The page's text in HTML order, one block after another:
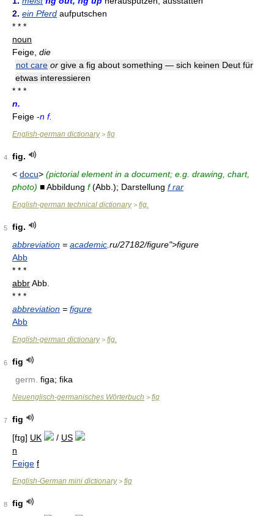
2. ein Pferd aufputschen
* * *
noun
Feige, die
not care or give a fig about something — sich keinen Deut für
etwas interessieren
* * *
n.
Feige -n f.
English-german dictionary> fig
4
fig.
< docu> (pictorial element in a document; e.g. drawing, chart,
photo) ■ Abbildung f(Abb.); Darstellung f rar
English-german technical dictionary> fig.
5
fig.
abbreviation = academic .ru/27182/figure">figure
Abb
* * *
abbrAbb.
* * *
abbreviation = figure
Abb
English-german dictionary> fig.
6
fig
germ. figa; fika
Neuenglisch-germanisches Wörterbuch > fig
7
fig
[fɪɡ] UK / US
n
Feige f
English-German mini dictionary> fig
8 fig